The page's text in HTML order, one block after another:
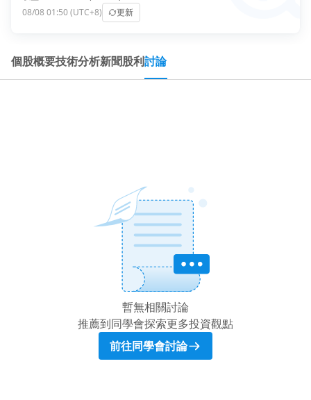
08/08 01:50 (UTC+8)
更新
個股概要技術分析新聞股利討論
暫無相關討論
推薦到同學會探索更多投資觀點
前往同學會討論